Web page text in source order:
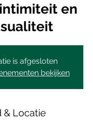
en
is afgesloten
bekijken
& Locatie